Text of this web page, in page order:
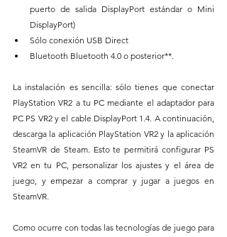
puerto de salida DisplayPort estándar o Mini
DisplayPort)
Sólo conexión USB Direct
Bluetooth Bluetooth 4.0 o posterior**.
La instalación es sencilla: sólo tienes que conectar
PlayStation VR2 a tu PC mediante el adaptador para
PC PS VR2 y el cable DisplayPort 1.4. A continuación,
descarga la aplicación PlayStation VR2 y la aplicación
SteamVR de Steam. Esto te permitirá configurar PS
VR2 en tu PC, personalizar los ajustes y el área de
juego, y empezar a comprar y jugar a juegos en
SteamVR.
Como ocurre con todas las tecnologías de juego para